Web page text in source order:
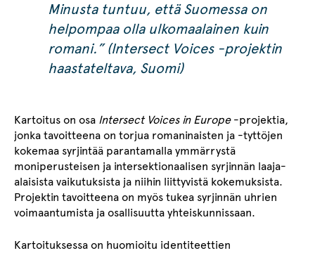
Minusta tuntuu, että Suomessa on
helpompaa olla ulkomaalainen kuin
romani.” (Intersect Voices -projektin
haastateltava, Suomi)
Kartoitus on osa Intersect Voices in Europe -projektia,
jonka tavoitteena on torjua romaninaisten ja -tyttöjen
kokemaa syrjintää parantamalla ymmärrystä
moniperusteisen ja intersektionaalisen syrjinnän laaja-
alaisista vaikutuksista ja niihin liittyvistä kokemuksista.
Projektin tavoitteena on myös tukea syrjinnän uhrien
voimaantumista ja osallisuutta yhteiskunnissaan.
Kartoituksessa on huomioitu identiteettien